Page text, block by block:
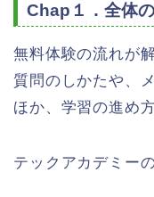
Chap１．全体
無料体験の流れが
質問のしかたや、
ほか、学習の進め
テックアカデミー